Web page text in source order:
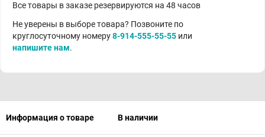
Все товары в заказе резервируются на 48 часов
Не уверены в выборе товара? Позвоните по
круглосуточному номеру8-914-555-55-55 или
напишите нам.
Информация о товаре В наличии